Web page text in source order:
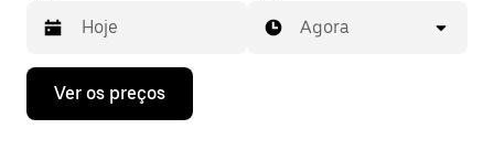
Prima
tecla
Agora
Ver os preços